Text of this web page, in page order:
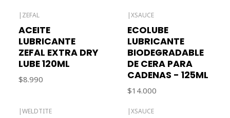
| ZEFAL
ACEITE
LUBRICANTE
ZEFAL EXTRA DRY
LUBE 120ML
$8.990
|XSAUCE
ECOLUBE
LUBRICANTE
BIODEGRADABLE
DE CERA PARA
CADENAS - 125ML
$14.000
|WELDTITE |XSAUCE